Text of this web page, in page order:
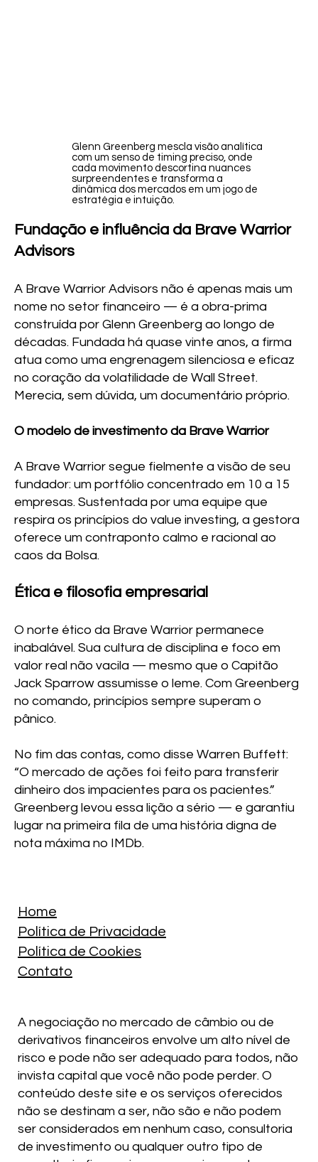
Glenn Greenberg mescla visão analítica
com um senso de timing preciso, onde
cada movimento descortina nuances
surpreendentes e transforma a
dinâmica dos mercados em um jogo de
estratégia e intuição.
Fundação e influência da Brave Warrior
Advisors
A Brave Warrior Advisors não é apenas mais um
nome no setor financeiro — é a obra-prima
construída por Glenn Greenberg ao longo de
décadas. Fundada há quase vinte anos, a firma
atua como uma engrenagem silenciosa e eficaz
no coração da volatilidade de Wall Street.
Merecia, sem dúvida, um documentário próprio.
O modelo de investimento da Brave Warrior
A Brave Warrior segue fielmente a visão de seu
fundador: um portfólio concentrado em 10 a 15
empresas. Sustentada por uma equipe que
respira os princípios do value investing, a gestora
oferece um contraponto calmo e racional ao
caos da Bolsa.
Ética e filosofia empresarial
O norte ético da Brave Warrior permanece
inabalável. Sua cultura de disciplina e foco em
valor real não vacila — mesmo que o Capitão
Jack Sparrow assumisse o leme. Com Greenberg
no comando, princípios sempre superam o
pânico.
No fim das contas, como disse Warren Buffett:
“O mercado de ações foi feito para transferir
dinheiro dos impacientes para os pacientes.”
Greenberg levou essa lição a sério — e garantiu
lugar na primeira fila de uma história digna de
nota máxima no IMDb.
Home
Política de Privacidade
Política de Cookies
Contato
A negociação no mercado de câmbio ou de
derivativos financeiros envolve um alto nível de
risco e pode não ser adequado para todos, não
invista capital que você não pode perder. O
conteúdo deste site e os serviços oferecidos
não se destinam a ser, não são e não podem
ser considerados em nenhum caso, consultoria
de investimento ou qualquer outro tipo de